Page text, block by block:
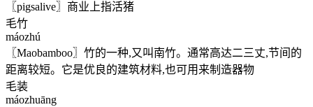
〖pigsalive〗商业上指活猪
毛竹
máozhú
〖Maobamboo〗竹的一种,又叫南竹。通常高达二三丈,节间的
距离较短。它是优良的建筑材料,也可用来制造器物
毛装
máozhuāng